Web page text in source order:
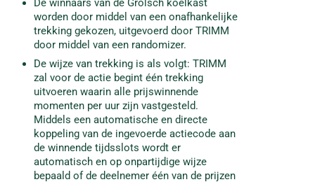
worden door middel van een onafhankelijke
trekking gekozen, uitgevoerd door TRIMM
door middel van een randomizer.
De wijze van trekking is als volgt: TRIMM
zal voor de actie begint één trekking
uitvoeren waarin alle prijswinnende
momenten per uur zijn vastgesteld.
Middels een automatische en directe
koppeling van de ingevoerde actiecode aan
de winnende tijdsslots wordt er
automatisch en op onpartijdige wijze
bepaald of de deelnemer één van de prijzen